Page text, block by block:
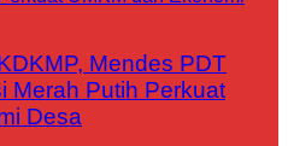
Mendes PDT
Merah Putih Perkuat
Desa